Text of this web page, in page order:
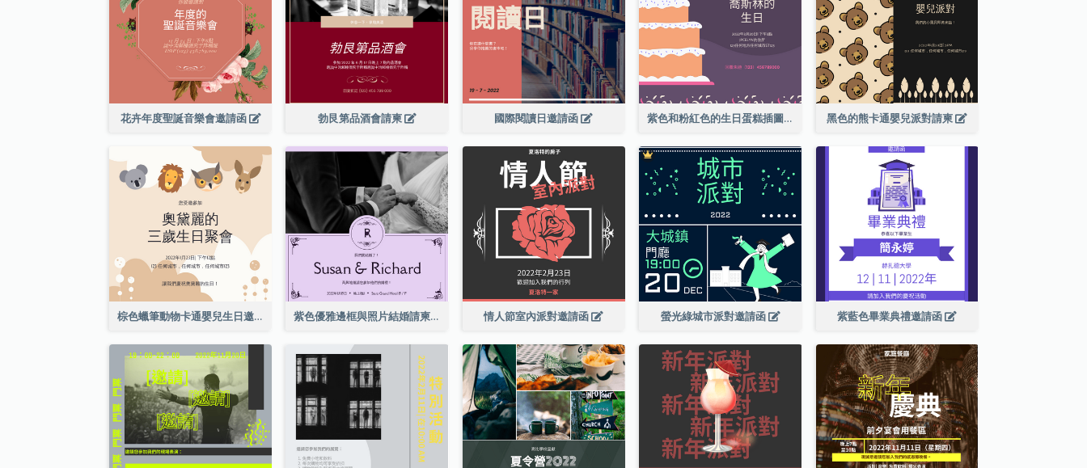
花卉年度聖誕音樂會邀請函 勃艮第品酒會請柬 國際閱讀日邀請函 紫色和粉紅色的生日蛋糕插圖聚會請柬 黑色的熊卡通嬰兒派對請柬
棕色蠟筆動物卡通嬰兒生日邀請 紫色優雅邊框與照片結婚請柬 情人節室內派對邀請函 螢光綠城市派對邀請函 紫藍色畢業典禮邀請函